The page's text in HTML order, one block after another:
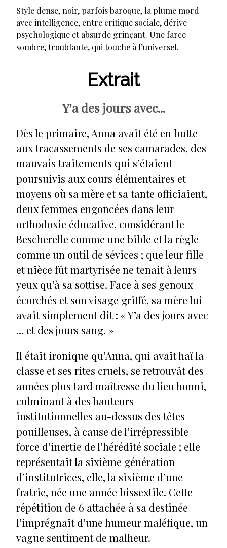
Style dense, noir, parfois baroque, la plume mord
avec intelligence, entre critique sociale, dérive
psychologique et absurde grinçant. Une farce
sombre, troublante, qui touche à l’universel.
Extrait
Y'a des jours avec...
Dès le primaire, Anna avait été en butte
aux tracassements de ses camarades, des
mauvais traitements qui s’étaient
poursuivis aux cours élémentaires et
moyens où sa mère et sa tante officiaient,
deux femmes engoncées dans leur
orthodoxie éducative, considérant le
Bescherelle comme une bible et la règle
comme un outil de sévices ; que leur fille
et nièce fût martyrisée ne tenait à leurs
yeux qu’à sa sottise. Face à ses genoux
écorchés et son visage griffé, sa mère lui
avait simplement dit : « Y’a des jours avec
… et des jours sang. »
Il était ironique qu’Anna, qui avait haï la
classe et ses rites cruels, se retrouvât des
années plus tard maîtresse du lieu honni,
culminant à des hauteurs
institutionnelles au-dessus des têtes
pouilleuses, à cause de l’irrépressible
force d’inertie de l’hérédité sociale ; elle
représentait la sixième génération
d’institutrices, elle, la sixième d’une
fratrie, née une année bissextile. Cette
répétition de 6 attachée à sa destinée
l’imprégnait d’une humeur maléfique, un
vague sentiment de malheur.